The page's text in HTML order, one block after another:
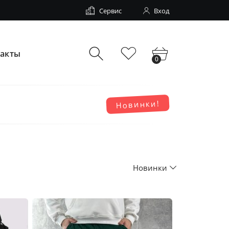
Сервис Вход
0
Новинки!
Новинки